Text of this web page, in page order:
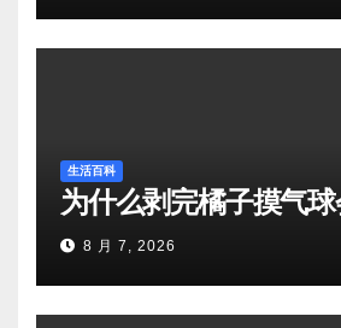
生活百科
为什么剥完橘子摸气
8 月 7, 2026